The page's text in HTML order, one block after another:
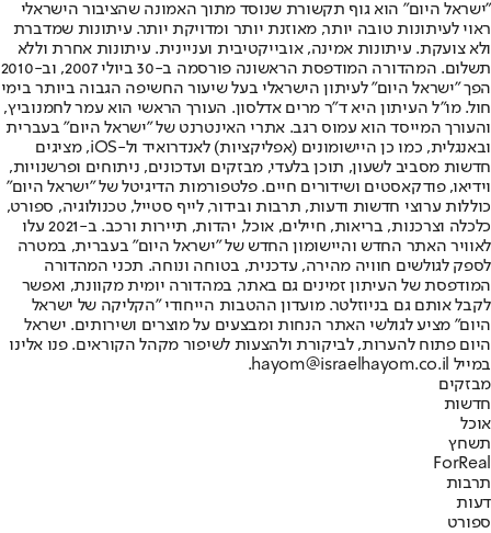
"ישראל היום" הוא גוף תקשורת שנוסד מתוך האמונה שהציבור הישראלי
ראוי לעיתונות טובה יותר, מאוזנת יותר ומדויקת יותר. עיתונות שמדברת
ולא צועקת. עיתונות אמינה, אובייקטיבית ועניינית. עיתונות אחרת וללא
תשלום. המהדורה המודפסת הראשונה פורסמה ב-30 ביולי 2007, וב-2010
הפך "ישראל היום" לעיתון הישראלי בעל שיעור החשיפה הגבוה ביותר בימי
חול. מו"ל העיתון היא ד"ר מרים אדלסון. העורך הראשי הוא עמר לחמנוביץ,
והעורך המייסד הוא עמוס רגב. אתרי האינטרנט של "ישראל היום" בעברית
ובאנגלית, כמו כן היישומונים (אפליקציות) לאנדרואיד ול-iOS, מציגים
חדשות מסביב לשעון, תוכן בלעדי, מבזקים ועדכונים, ניתוחים ופרשנויות,
וידיאו, פודקאסטים ושידורים חיים. פלטפורמות הדיגיטל של "ישראל היום"
כוללות ערוצי חדשות ודעות, תרבות ובידור, לייף סטייל, טכנולוגיה, ספורט,
כלכלה וצרכנות, בריאות, חיילים, אוכל, יהדות, תיירות ורכב. ב-2021 עלו
לאוויר האתר החדש והיישומון החדש של "ישראל היום" בעברית, במטרה
לספק לגולשים חוויה מהירה, עדכנית, בטוחה ונוחה. תכני המהדורה
המודפסת של העיתון זמינים גם באתר, במהדורה יומית מקוונת, ואפשר
לקבל אותם גם בניוזלטר. מועדון ההטבות הייחודי "הקליקה של ישראל
היום" מציע לגולשי האתר הנחות ומבצעים על מוצרים ושירותים. ישראל
היום פתוח להערות, לביקורת ולהצעות לשיפור מקהל הקוראים. פנו אלינו
במייל hayom@israelhayom.co.il.
מבזקים
חדשות
אוכל
תשחץ
ForReal
תרבות
דעות
ספורט